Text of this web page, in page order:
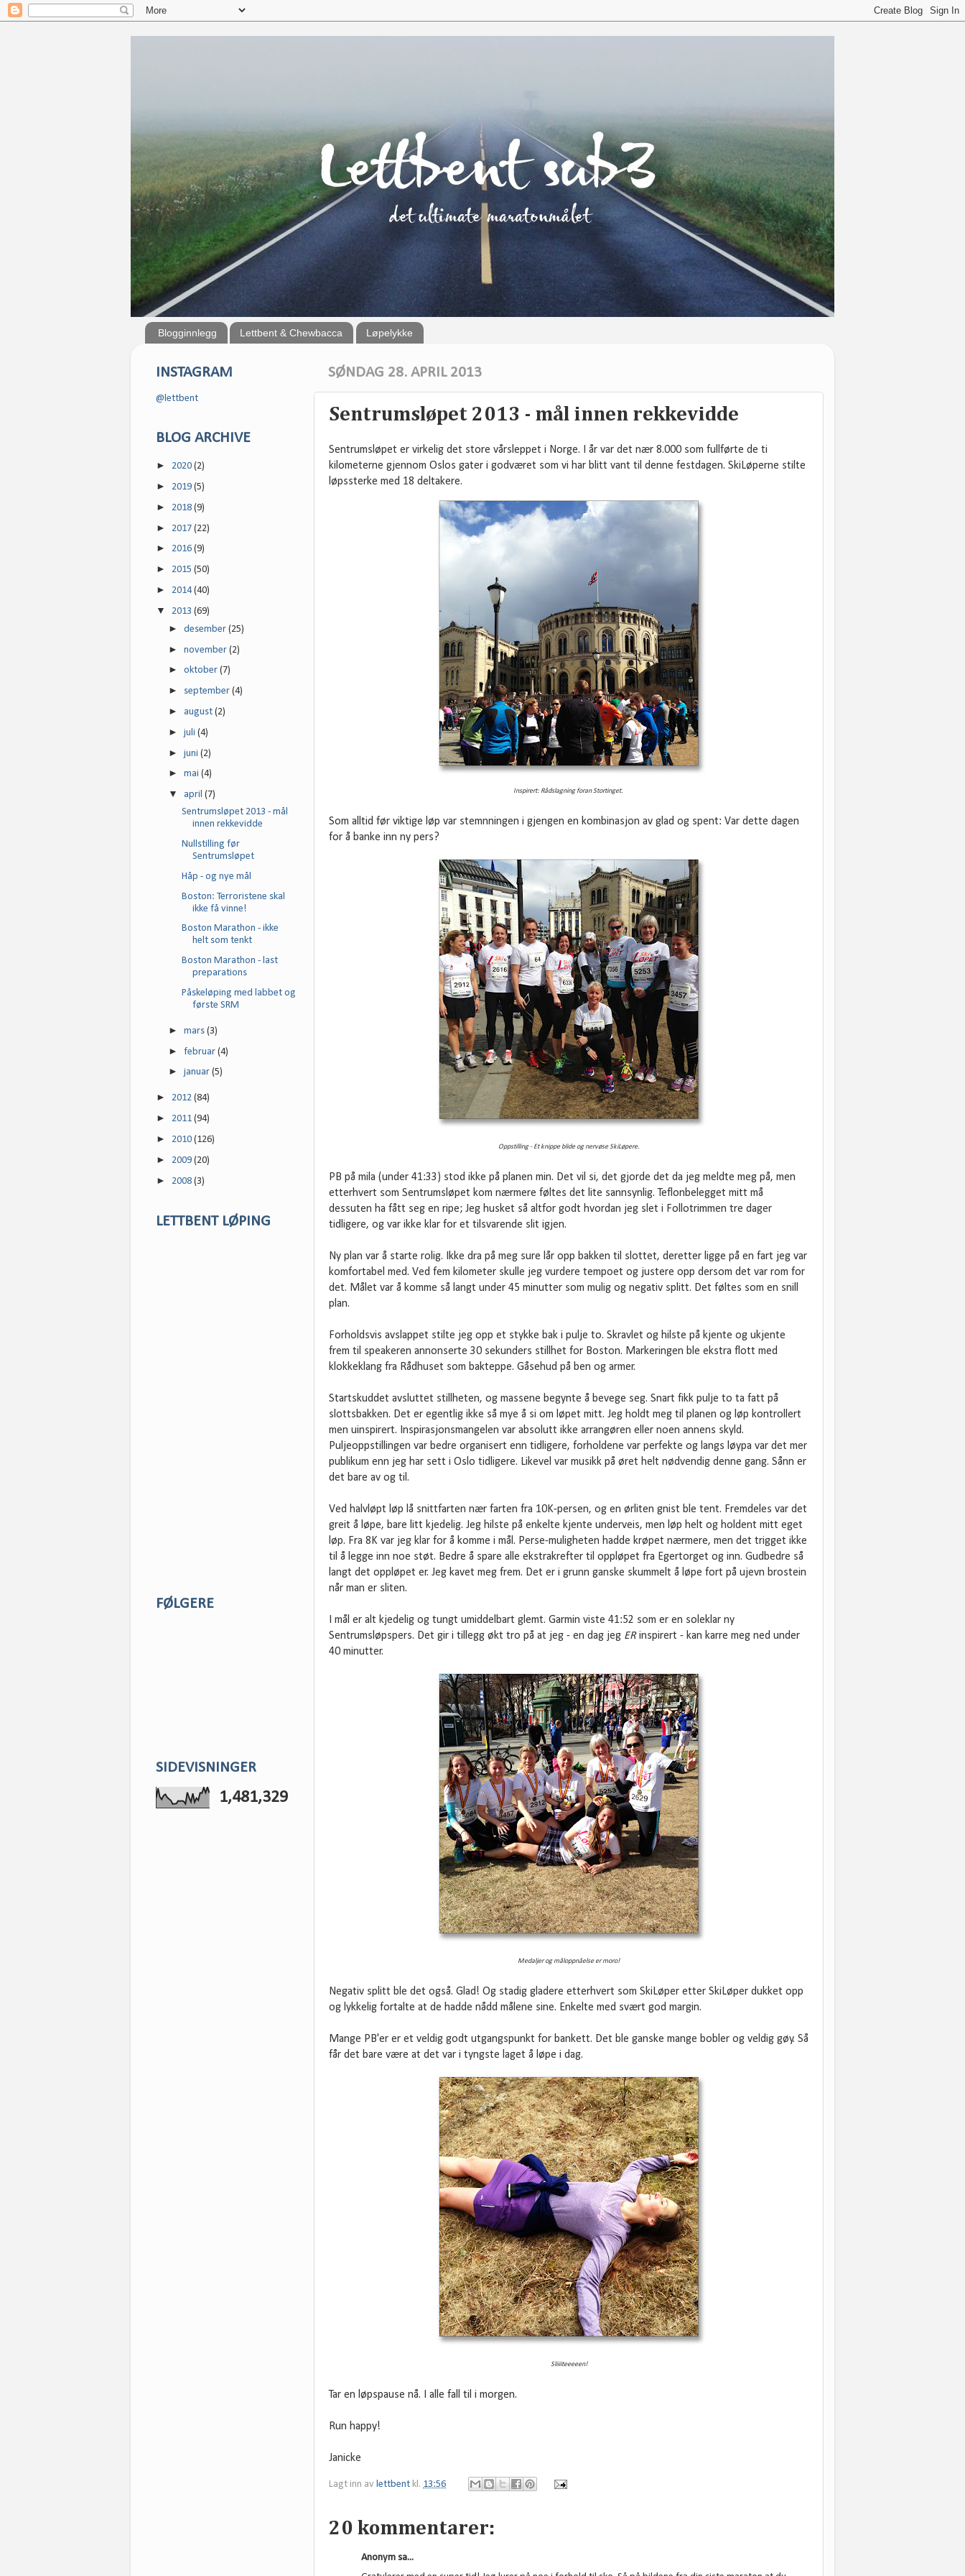
Blogginnlegg Lettbent & Chewbacca Løpelykke
SØNDAG 28. APRIL 2013
Sentrumsløpet 2013 - mål innen rekkevidde
Sentrumsløpet er virkelig det store vårsleppet i Norge. I år var det nær 8.000 som fullførte de ti
kilometerne gjennom Oslos gater i godværet som vi har blitt vant til denne festdagen. SkiLøperne stilte
løpssterke med 18 deltakere.
Inspirert: Rådslagning foran Stortinget.
Som alltid før viktige løp var stemnningen i gjengen en kombinasjon av glad og spent: Var dette dagen
for å banke inn ny pers?
Oppstilling - Et knippe blide og nervøse SkiLøpere.
PB på mila (under 41:33) stod ikke på planen min. Det vil si, det gjorde det da jeg meldte meg på, men
etterhvert som Sentrumsløpet kom nærmere føltes det lite sannsynlig. Teflonbelegget mitt må
dessuten ha fått seg en ripe; Jeg husket så altfor godt hvordan jeg slet i Follotrimmen tre dager
tidligere, og var ikke klar for et tilsvarende slit igjen.
Ny plan var å starte rolig. Ikke dra på meg sure lår opp bakken til slottet, deretter ligge på en fart jeg var
komfortabel med. Ved fem kilometer skulle jeg vurdere tempoet og justere opp dersom det var rom for
det. Målet var å komme så langt under 45 minutter som mulig og negativ splitt. Det føltes som en snill
plan.
Forholdsvis avslappet stilte jeg opp et stykke bak i pulje to. Skravlet og hilste på kjente og ukjente
frem til speakeren annonserte 30 sekunders stillhet for Boston. Markeringen ble ekstra flott med
klokkeklang fra Rådhuset som bakteppe. Gåsehud på ben og armer.
Startskuddet avsluttet stillheten, og massene begynte å bevege seg. Snart fikk pulje to ta fatt på
slottsbakken. Det er egentlig ikke så mye å si om løpet mitt. Jeg holdt meg til planen og løp kontrollert
men uinspirert. Inspirasjonsmangelen var absolutt ikke arrangøren eller noen annens skyld.
Puljeoppstillingen var bedre organisert enn tidligere, forholdene var perfekte og langs løypa var det mer
publikum enn jeg har sett i Oslo tidligere. Likevel var musikk på øret helt nødvendig denne gang. Sånn er
det bare av og til.
Ved halvløpt løp lå snittfarten nær farten fra 10K-persen, og en ørliten gnist ble tent. Fremdeles var det
greit å løpe, bare litt kjedelig. Jeg hilste på enkelte kjente underveis, men løp helt og holdent mitt eget
løp. Fra 8K var jeg klar for å komme i mål. Perse-muligheten hadde krøpet nærmere, men det trigget ikke
til å legge inn noe støt. Bedre å spare alle ekstrakrefter til oppløpet fra Egertorget og inn. Gudbedre så
langt det oppløpet er. Jeg kavet meg frem. Det er i grunn ganske skummelt å løpe fort på ujevn brostein
når man er sliten.
I mål er alt kjedelig og tungt umiddelbart glemt. Garmin viste 41:52 som er en soleklar ny
Sentrumsløpspers. Det gir i tillegg økt tro på at jeg - en dag jeg ERinspirert - kan karre meg ned under
40 minutter.
Medaljer og måloppnåelse er moro!
Negativ splitt ble det også. Glad! Og stadig gladere etterhvert som SkiLøper etter SkiLøper dukket opp
og lykkelig fortalte at de hadde nådd målene sine. Enkelte med svært god margin.
Mange PB'er er et veldig godt utgangspunkt for bankett. Det ble ganske mange bobler og veldig gøy. Så
får det bare være at det var i tyngste laget å løpe i dag.
Sliiiiteeeeen!
Tar en løpspause nå. I alle fall til i morgen.
Run happy!
Janicke
Lagt inn av lettbent kl. 13:56
20 kommentarer:
Anonym sa...
INSTAGRAM
@lettbent
BLOG ARCHIVE
► 2020 (2)
► 2019 (5)
► 2018 (9)
► 2017 (22)
► 2016 (9)
► 2015 (50)
► 2014(40)
▼ 2013 (69)
►desember(25)
►november(2)
►oktober(7)
► september(4)
►august(2)
►juli(4)
►juni(2)
►mai(4)
▼april(7)
Sentrumsløpet 2013 - mål
innen rekkevidde
Nullstilling før
Sentrumsløpet
Håp - og nye mål
Boston: Terroristene skal
ikke få vinne!
Boston Marathon - ikke
helt som tenkt
Boston Marathon - last
preparations
Påskeløping med labbet og
første SRM
►mars(3)
►februar(4)
►januar(5)
► 2012 (84)
► 2011 (94)
► 2010 (126)
► 2009 (20)
► 2008 (3)
LETTBENT LØPING
FØLGERE
SIDEVISNINGER
1,481,329